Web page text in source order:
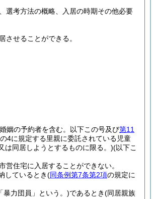
選考方法の概略、入居の時期その他必要
せることができる。
姻の予約者を含む。以下この号及び第11
4に規定する里親に委託されている児童
は同居しようとするものに限る。)(以下こ
営住宅に入居することができない。
しているとき(同条例第7条第2項の規定に
暴力団員」という。)であるとき(同居親族